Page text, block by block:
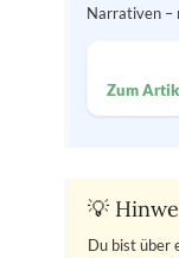
Narrativen –
Zum
💡
Du bist über